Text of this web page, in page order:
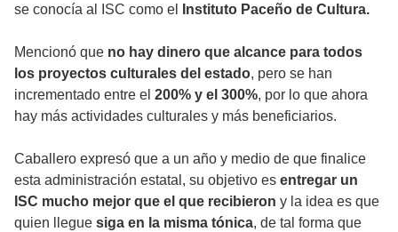
se conocía al ISC como el
Instituto Paceño de Cultura.
Mencionó que no hay dinero que alcance para todos
los proyectos culturales del estado, pero se han
incrementado entre el 200% y el 300%, por lo que ahora
hay más actividades culturales y más beneficiarios.
Caballero expresó que a un año y medio de que finalice
esta administración estatal, su objetivo es entregar un
ISC mucho mejor que el que recibieron y la idea es que
quien llegue siga en la misma tónica, de tal forma que